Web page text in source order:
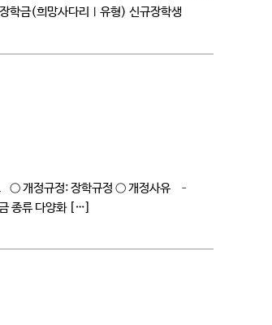
학금(희망사다리Ⅰ유형) 신규장학생
. ○ 개정규정: 장학규정 ○ 개정사유 –
종류 다양화 […]